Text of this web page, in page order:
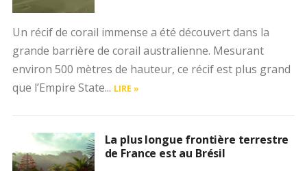
Un récif de corail immense a été découvert dans la
grande barrière de corail australienne. Mesurant
environ 500 mètres de hauteur, ce récif est plus grand
que l’Empire State... LIRE »
La plus longue frontière terrestre
de France est au Brésil